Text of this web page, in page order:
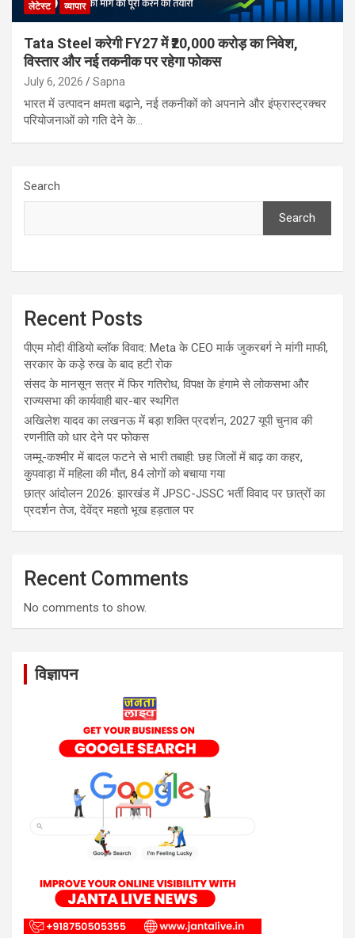
लेटेस्ट व्यापार
Tata Steel करेगी FY27 में ₹20,000 करोड़ का निवेश,
विस्तार और नई तकनीक पर रहेगा फोकस
July 6, 2026 Sapna
भारत में उत्पादन क्षमता बढ़ाने, नई तकनीकों को अपनाने और इंफ्रास्ट्रक्चर
परियोजनाओं को गति देने के…
Search
Search
Recent Posts
पीएम मोदी वीडियो ब्लॉक विवाद: Meta के CEO मार्क जुकरबर्ग ने मांगी माफी,
सरकार के कड़े रुख के बाद हटी रोक
संसद के मानसून सत्र में फिर गतिरोध, विपक्ष के हंगामे से लोकसभा और
राज्यसभा की कार्यवाही बार-बार स्थगित
अखिलेश यादव का लखनऊ में बड़ा शक्ति प्रदर्शन, 2027 यूपी चुनाव की
रणनीति को धार देने पर फोकस
जम्मू-कश्मीर में बादल फटने से भारी तबाही: छह जिलों में बाढ़ का कहर,
कुपवाड़ा में महिला की मौत, 84 लोगों को बचाया गया
छात्र आंदोलन 2026: झारखंड में JPSC-JSSC भर्ती विवाद पर छात्रों का
प्रदर्शन तेज, देवेंद्र महतो भूख हड़ताल पर
Recent Comments
No comments to show.
विज्ञापन